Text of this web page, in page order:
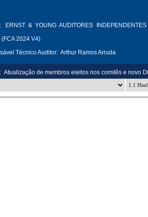
ERNST & YOUNG AUDITORES INDEPENDENTES
(FCA 2024 V4)
Técnico Auditor: Arthur Ramos Arruda
Atualização de membros eleitos nos comitês e novo